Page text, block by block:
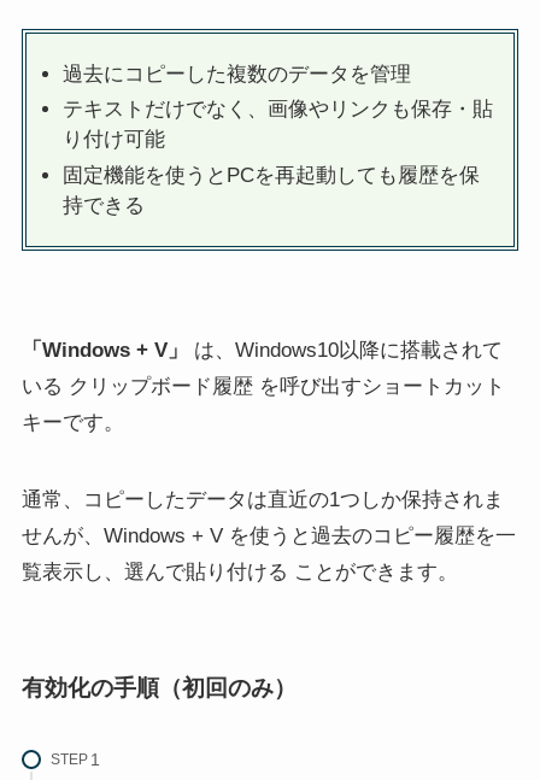
過去にコピーした複数のデータを管理
テキストだけでなく、画像やリンクも保存・貼
り付け可能
固定機能を使うとPCを再起動しても履歴を保
持できる
「Windows + V」
は、Windows10以降に搭載されて
いる クリップボード履歴 を呼び出すショートカット
キーです。
通常、コピーしたデータは直近の1つしか保持されま
せんが、Windows + V を使うと過去のコピー履歴を一
覧表示し、選んで貼り付ける ことができます。
有効化の手順（初回のみ）
STEP